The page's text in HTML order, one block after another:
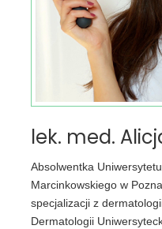
lek. med.
Absolwentka
Marcinkowskiego w
specjalizacji z
Dermatologii